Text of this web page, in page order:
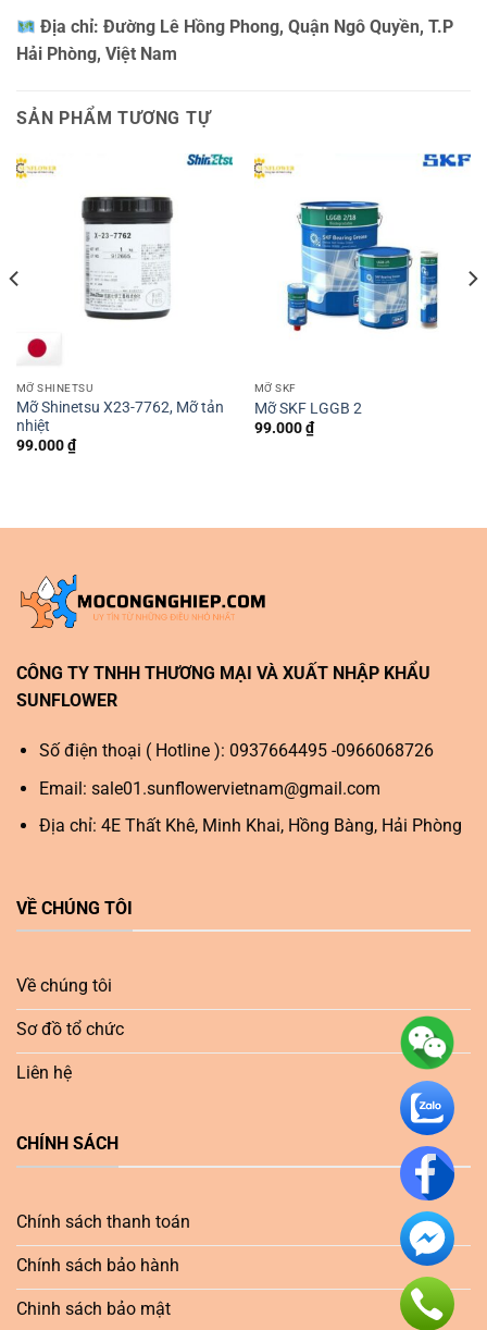
Địa chỉ:Đường Lê Hồng Phong, Quận Ngô Quyền, T.P
Hải Phòng, Việt Nam
SẢN PHẨM TƯƠNG TỰ
MỠ SHINETSU
Mỡ Shinetsu X23-7762, Mỡ tản
nhiệt
99.000₫
MỠ SKF
Mỡ SKF LGGB 2
99.000₫
CÔNG TY TNHH THƯƠNG MẠI VÀ XUẤT NHẬP KHẨU
SUNFLOWER
Số điện thoại ( Hotline ): 0937664495 -0966068726
Email: sale01.sunflowervietnam@gmail.com
Địa chỉ: 4E Thất Khê, Minh Khai, Hồng Bàng, Hải Phòng
VỀ CHÚNG TÔI
Về chúng tôi
Sơ đồ tổ chức
Liên hệ
CHÍNH SÁCH
Chính sách thanh toán
Chính sách bảo hành
Chinh sách bảo mật